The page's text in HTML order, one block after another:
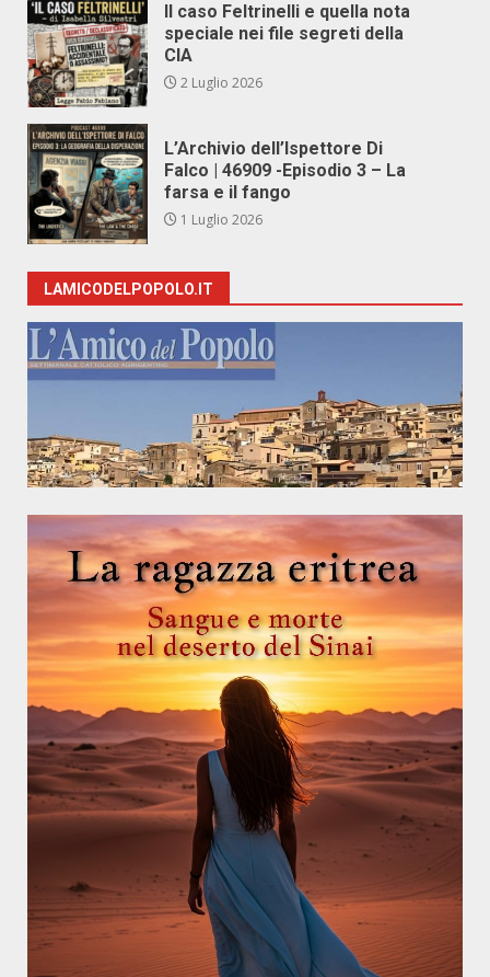
Il caso Feltrinelli e quella nota
speciale nei file segreti della
CIA
2 Luglio 2026
L’Archivio dell’Ispettore Di
Falco | 46909 -Episodio 3 – La
farsa e il fango
1 Luglio 2026
LAMICODELPOPOLO.IT